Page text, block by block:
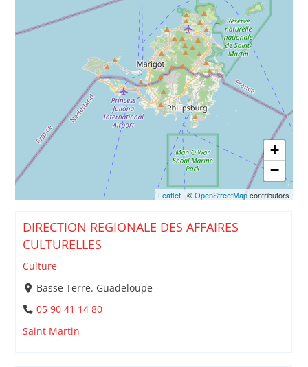
DIRECTION REGIONALE DES AFFAIRES
CULTURELLES
Culture
Basse Terre. Guadeloupe -
05 90 41 14 80
Saint Martin
+
−
Leaflet| ©OpenStreetMapcontributors